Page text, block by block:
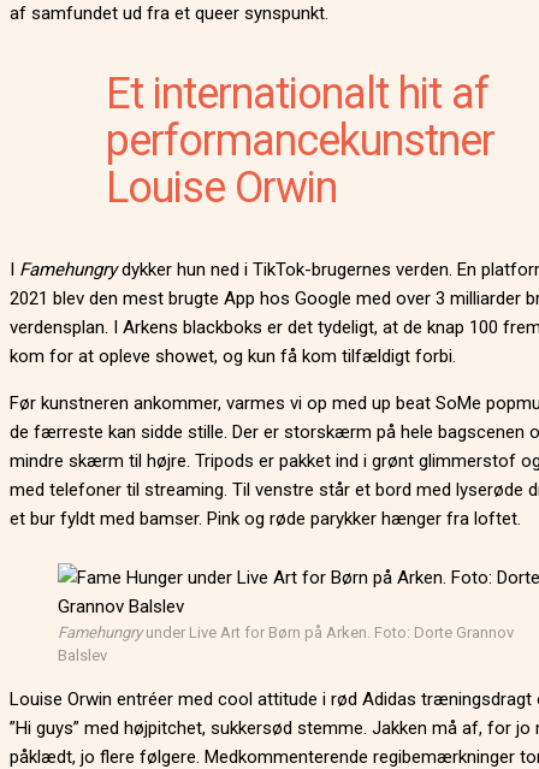
af samfundet ud fra et queer synspunkt.
Et internationalt hit af
performancekunstner
Louise Orwin
I Famehungrydykker hun ned i TikTok-brugernes verden. En
2021 blev den mest brugte App hos Google med over 3 milliarder
verdensplan. I Arkens blackboks er det tydeligt, at de knap 100
kom for at opleve showet, og kun få kom tilfældigt forbi.
Før kunstneren ankommer, varmes vi op med up beat SoMe
de færreste kan sidde stille. Der er storskærm på hele bagscenen
mindre skærm til højre. Tripods er pakket ind i grønt glimmerstof
med telefoner til streaming. Til venstre står et bord med lyserøde
et bur fyldt med bamser. Pink og røde parykker hænger fra loftet.
Famehungryunder Live Art for Børn på Arken. Foto: Dorte Grannov
Balslev
Louise Orwin entréer med cool attitude i rød Adidas træningsdragt
”Hi guys” med højpitchet, sukkersød stemme. Jakken må af, for jo
påklædt, jo flere følgere. Medkommenterende regibemærkninger